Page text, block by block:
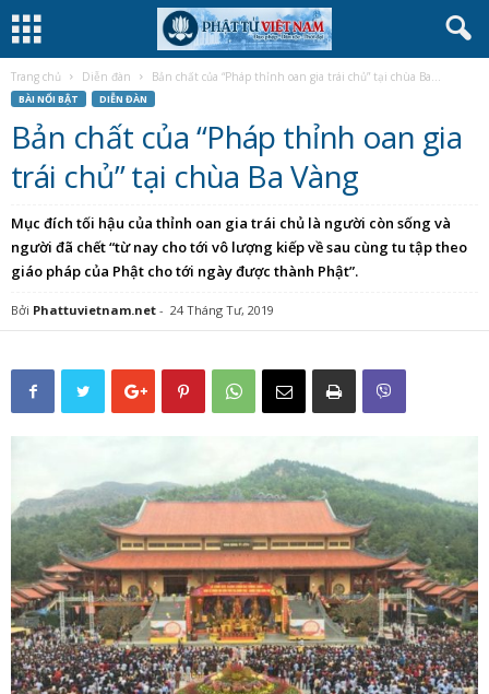
Trang chủ Diễn đàn Bản chất của “Pháp thỉnh oan gia trái chủ” tại chùa Ba...
BÀI NỔI BẬT DIỄN ĐÀN
Bản chất của “Pháp thỉnh oan gia
trái chủ” tại chùa Ba Vàng
Mục đích tối hậu của thỉnh oan gia trái chủ là người còn sống và
người đã chết “từ nay cho tới vô lượng kiếp về sau cùng tu tập theo
giáo pháp của Phật cho tới ngày được thành Phật”.
Bởi Phattuvietnam.net - 24 Tháng Tư, 2019